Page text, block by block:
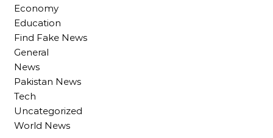
Economy
Education
Find Fake News
General
News
Pakistan News
Tech
Uncategorized
World News